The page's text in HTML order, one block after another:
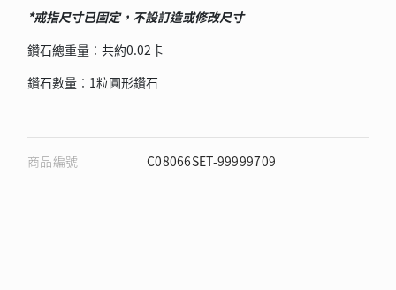
*戒指尺寸已固定，不設訂造或修改尺寸
鑽石總重量︰共約0.02卡
鑽石數量︰1粒圓形鑽石
商品編號 C08066SET-99999709